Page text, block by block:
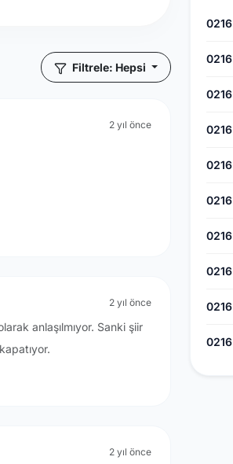
Filtrele: Hepsi
2 yıl önce
2 yıl önce
anlaşılmıyor. Sanki şiir
2 yıl önce